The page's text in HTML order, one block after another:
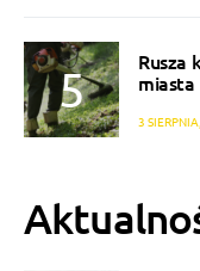
Rusza
miasta
3